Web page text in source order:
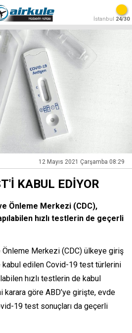
İstanbul 24/30
12 Mayıs 2021 Çarşamba 08:29
KABUL EDİYOR
Önleme Merkezi (CDC),
hızlı testlerin de geçerli
Önleme Merkezi (CDC) ülkeye giriş
kabul edilen Covid-19 test türlerini
hızlı testlerin de kabul
karara göre ABD’ye girişte, evde
19 test sonuçları da geçerli